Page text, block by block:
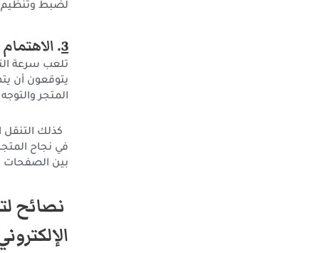
لضبط وتنظيم
3
.
تلعب سرعة
يتوقعون أن
المتجر
كذلك
في نجاح
بين الصفحات
نصائح